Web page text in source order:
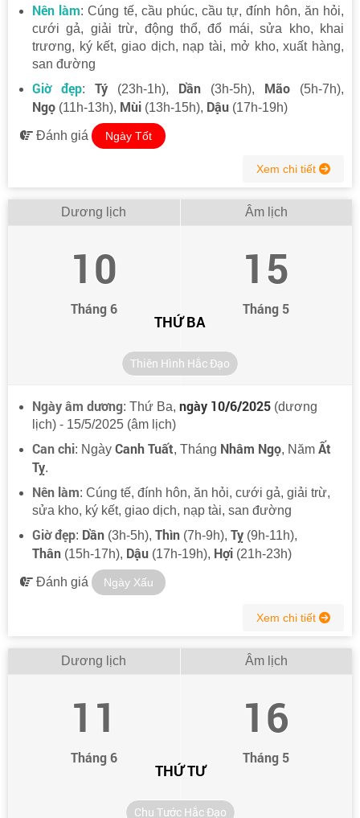
Nên làm: Cúng tế, cầu phúc, cầu tự, đính hôn, ăn hỏi,
cưới gả, giải trừ, động thổ, đổ mái, sửa kho, khai
trương, ký kết, giao dịch, nạp tài, mở kho, xuất hàng,
san đường
Giờ đẹp: Tý (23h-1h), Dần (3h-5h), Mão (5h-7h),
Ngọ (11h-13h), Mùi (13h-15h), Dậu (17h-19h)
Đánh giá Ngày Tốt
Xem chi tiết
Dương lịch
10
Tháng 6
Âm lịch
15
Tháng 5
THỨ BA
Thiên Hình Hắc Đạo
Ngày âm dương: Thứ Ba, ngày 10/6/2025 (dương
lịch) - 15/5/2025 (âm lịch)
Can chi: Ngày Canh Tuất, Tháng Nhâm Ngọ, Năm Ất
Tỵ.
Nên làm: Cúng tế, đính hôn, ăn hỏi, cưới gả, giải trừ,
sửa kho, ký kết, giao dịch, nạp tài, san đường
Giờ đẹp: Dần (3h-5h), Thìn (7h-9h), Tỵ (9h-11h),
Thân (15h-17h), Dậu (17h-19h), Hợi (21h-23h)
Đánh giá Ngày Xấu
Xem chi tiết
Dương lịch
11
Tháng 6
Âm lịch
16
Tháng 5
THỨ TƯ
Chu Tước Hắc Đạo